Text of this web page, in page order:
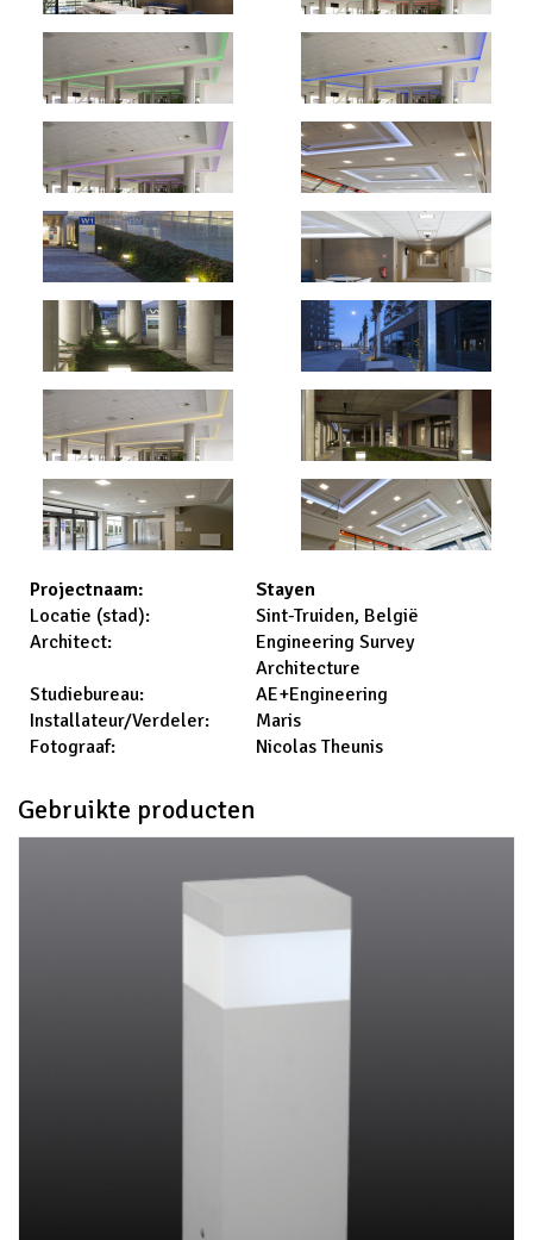
Projectnaam:
Stayen
Locatie (stad):
Sint-Truiden, België
Architect:
Engineering Survey
Architecture
Studiebureau:
AE+Engineering
Installateur/Verdeler:
Maris
Fotograaf:
Nicolas Theunis
Gebruikte producten